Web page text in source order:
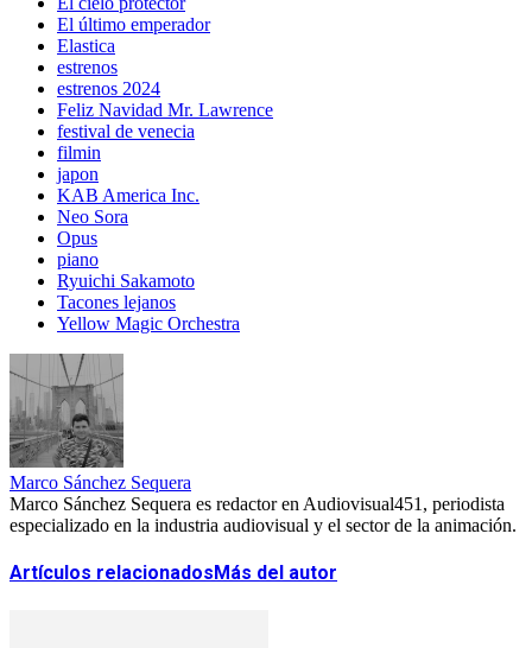
El último emperador
Elastica
estrenos
estrenos 2024
Feliz Navidad Mr. Lawrence
festival de venecia
filmin
japon
KAB America Inc.
Neo Sora
Opus
piano
Ryuichi Sakamoto
Tacones lejanos
Yellow Magic Orchestra
Marco Sánchez Sequera
Marco Sánchez Sequera es redactor en Audiovisual451, periodista
especializado en la industria audiovisual y el sector de la animación.
Artículos relacionados Más del autor